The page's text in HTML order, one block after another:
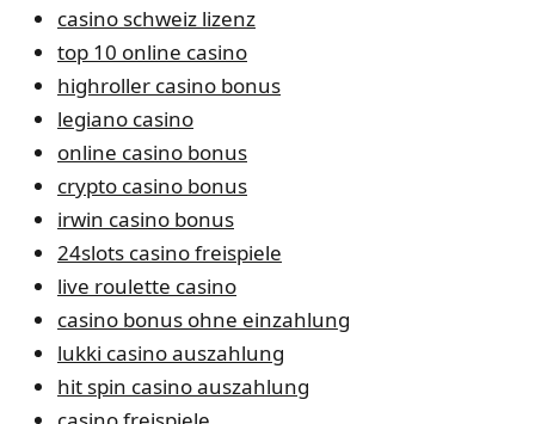
casino schweiz lizenz
top 10 online casino
highroller casino bonus
legiano casino
online casino bonus
crypto casino bonus
irwin casino bonus
24slots casino freispiele
live roulette casino
casino bonus ohne einzahlung
lukki casino auszahlung
hit spin casino auszahlung